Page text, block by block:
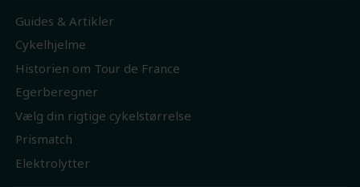
Guides & Artikler
Cykelhjelme
Historien om Tour de France
Egerberegner
Vælg din rigtige cykelstørrelse
Prismatch
Elektrolytter